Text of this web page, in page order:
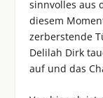
sinnvolles aus
diesem
zerberstende
Delilah Dirk
auf und das